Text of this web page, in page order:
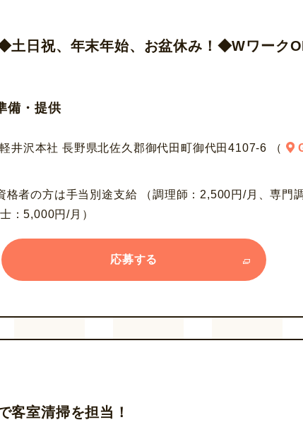
土日祝、年末年始、お盆休み！◆Wワーク
備・提供
井沢本社 長野県北佐久郡御代田町御代田4107-6 （
者の方は手当別途支給 （調理師：2,500円/月、専門
：5,000円/月）
応募する
客室清掃を担当！